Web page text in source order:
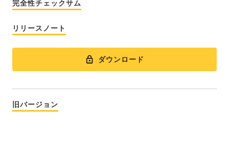
完全性チェックサム
リリースノート
ダウンロード
旧バージョン